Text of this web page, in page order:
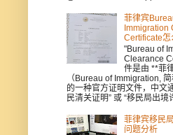
菲律宾
Immigration
Certificate怎
"Bureau of
Clearance
件是由 **菲
（Bureau of Immigration,
的一种官方证明文件，中文
民清关证明” 或 “移民局出境
菲律宾移民
问题分析